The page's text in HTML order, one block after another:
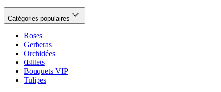
Catégories populaires
Roses
Gerberas
Orchidées
Œillets
Bouquets VIP
Tulipes